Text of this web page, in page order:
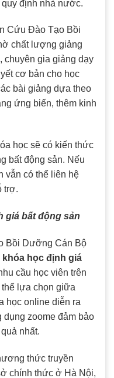
định nhà nước.
Cứu Đào Tạo Bồi
chất lượng giảng
chuyên gia giảng dạy
cơ bản cho học
bài giảng dựa theo
ứng biến, thêm kinh
học sẽ có kiến thức
bất động sản. Nếu
vẫn có thể liên hệ
trợ.
giá bất động sản
Bồi Dưỡng Cán Bộ
học định giá
cầu học viên trên
lựa chọn giữa
học online diễn ra
zoome đảm bảo
nhất.
thức truyền
chính thức ở Hà Nội,